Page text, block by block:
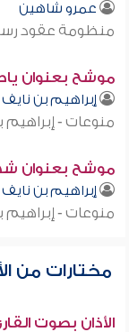
عمرو شاهين
منظومة عقود
موشح بعنوان
إبراهيم بن
منوعات - إبراهيم
موشح بعنوان
إبراهيم بن
منوعات - إبراهيم
مختارات من
الأذان بصوت